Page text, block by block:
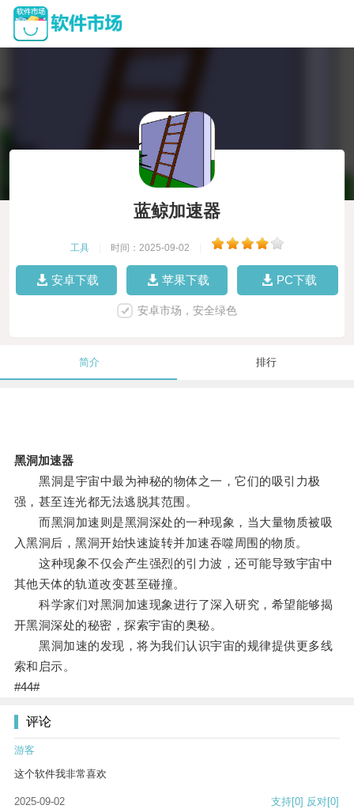
蓝鲸加速器
工具 时间：2025-09-02
安卓下载 苹果下载 PC下载
安卓市场，安全绿色
简介 排行
黑洞加速器
黑洞是宇宙中最为神秘的物体之一，它们的吸引力极
强，甚至连光都无法逃脱其范围。
而黑洞加速则是黑洞深处的一种现象，当大量物质被吸
入黑洞后，黑洞开始快速旋转并加速吞噬周围的物质。
这种现象不仅会产生强烈的引力波，还可能导致宇宙中
其他天体的轨道改变甚至碰撞。
科学家们对黑洞加速现象进行了深入研究，希望能够揭
开黑洞深处的秘密，探索宇宙的奥秘。
黑洞加速的发现，将为我们认识宇宙的规律提供更多线
索和启示。
#44#
评论
游客
这个软件我非常喜欢
2025-09-02 支持[0] 反对[0]